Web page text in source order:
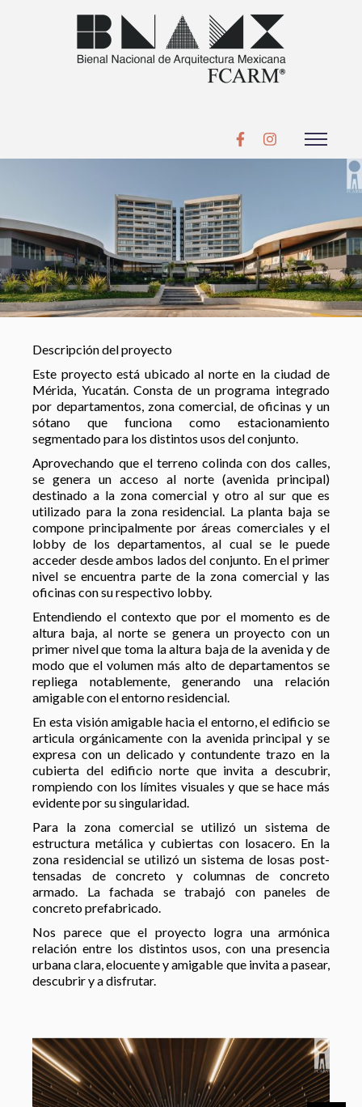
Descripción del proyecto
Este proyecto está ubicado al norte en la ciudad de
Mérida, Yucatán. Consta de un programa integrado
por departamentos, zona comercial, de oficinas y un
sótano que funciona como estacionamiento
segmentado para los distintos usos del conjunto.
Aprovechando que el terreno colinda con dos calles,
se genera un acceso al norte (avenida principal)
destinado a la zona comercial y otro al sur que es
utilizado para la zona residencial. La planta baja se
compone principalmente por áreas comerciales y el
lobby de los departamentos, al cual se le puede
acceder desde ambos lados del conjunto. En el primer
nivel se encuentra parte de la zona comercial y las
oficinas con su respectivo lobby.
Entendiendo el contexto que por el momento es de
altura baja, al norte se genera un proyecto con un
primer nivel que toma la altura baja de la avenida y de
modo que el volumen más alto de departamentos se
repliega notablemente, generando una relación
amigable con el entorno residencial.
En esta visión amigable hacia el entorno, el edificio se
articula orgánicamente con la avenida principal y se
expresa con un delicado y contundente trazo en la
cubierta del edificio norte que invita a descubrir,
rompiendo con los límites visuales y que se hace más
evidente por su singularidad.
Para la zona comercial se utilizó un sistema de
estructura metálica y cubiertas con losacero. En la
zona residencial se utilizó un sistema de losas post-
tensadas de concreto y columnas de concreto
armado. La fachada se trabajó con paneles de
concreto prefabricado.
Nos parece que el proyecto logra una armónica
relación entre los distintos usos, con una presencia
urbana clara, elocuente y amigable que invita a pasear,
descubrir y a disfrutar.